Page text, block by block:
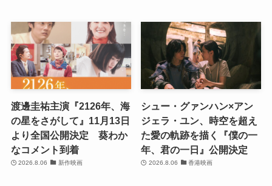
渡邊圭祐主演『2126年、海
の星をさがして』11月13日
より全国公開決定 葵わか
なコメント到着
2026.8.06 新作映画
シュー・グァンハン×アン
ジェラ・ユン、時空を超え
た愛の軌跡を描く『僕の一
年、君の一日』公開決定
2026.8.06 香港映画